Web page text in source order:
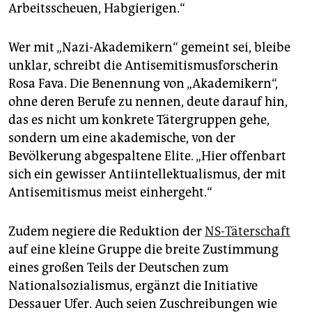
Arbeitsscheuen, Habgierigen.“
Wer mit „Nazi-Akademikern“ gemeint sei, bleibe
unklar, schreibt die Antisemitismusforscherin
Rosa Fava. Die Benennung von „Akademikern“,
ohne deren Berufe zu nennen, deute darauf hin,
das es nicht um konkrete Tätergruppen gehe,
sondern um eine akademische, von der
Bevölkerung abgespaltene Elite. „Hier offenbart
sich ein gewisser Antiintellektualismus, der mit
Antisemitismus meist einhergeht.“
Zudem negiere die Reduktion derNS-Täterschaft
auf eine kleine Gruppe die breite Zustimmung
eines großen Teils der Deutschen zum
Nationalsozialismus, ergänzt die Initiative
Dessauer Ufer. Auch seien Zuschreibungen wie